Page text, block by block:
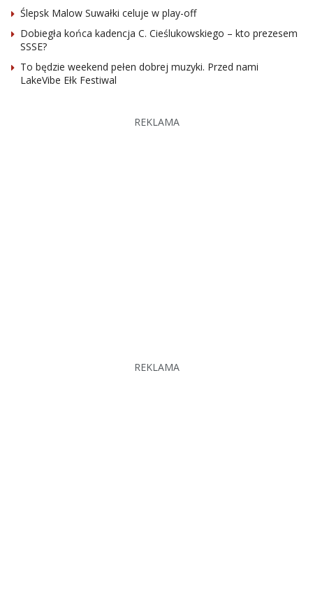
Ślepsk Malow Suwałki celuje w play-off
Dobiegła końca kadencja C. Cieślukowskiego – kto prezesem
SSSE?
To będzie weekend pełen dobrej muzyki. Przed nami
LakeVibe Ełk Festiwal
REKLAMA
REKLAMA